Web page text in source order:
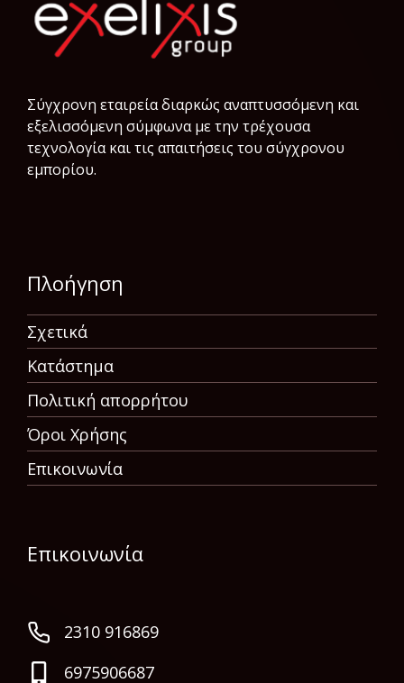
Σύγχρονη εταιρεία διαρκώς αναπτυσσόμενη και
εξελισσόμενη σύμφωνα µε την τρέχουσα
τεχνολογία και τις απαιτήσεις του σύγχρονου
εμπορίου.
Πλοήγηση
Σχετικά
Κατάστημα
Πολιτική απορρήτου
Όροι Χρήσης
Επικοινωνία
Επικοινωνία
2310 916869
6975906687